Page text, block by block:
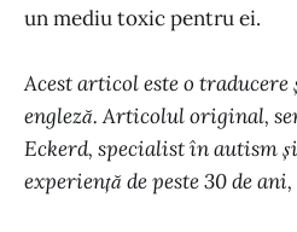
un mediu toxic pentru ei.
Acest articol este o
engleză. Articolul original,
Eckerd, specialist în autism
experiență de peste 30 de